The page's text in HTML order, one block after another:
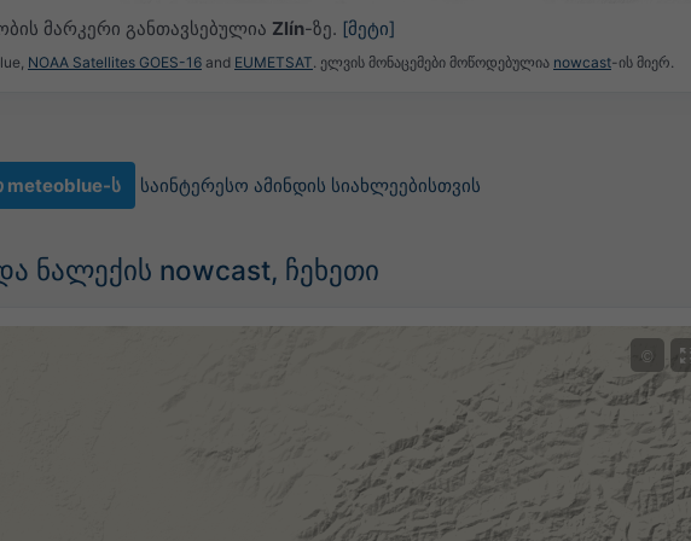
მარკერი განთავსებულია Zlín-ზე. [მეტი]
NOAA Satellites GOES-16 and EUMETSAT. ელვის მონაცემები მოწოდებულია nowcast-ის მიერ.
meteoblue-ს საინტერესო ამინდის სიახლეებისთვის
ნალექის nowcast, ჩეხეთი
©